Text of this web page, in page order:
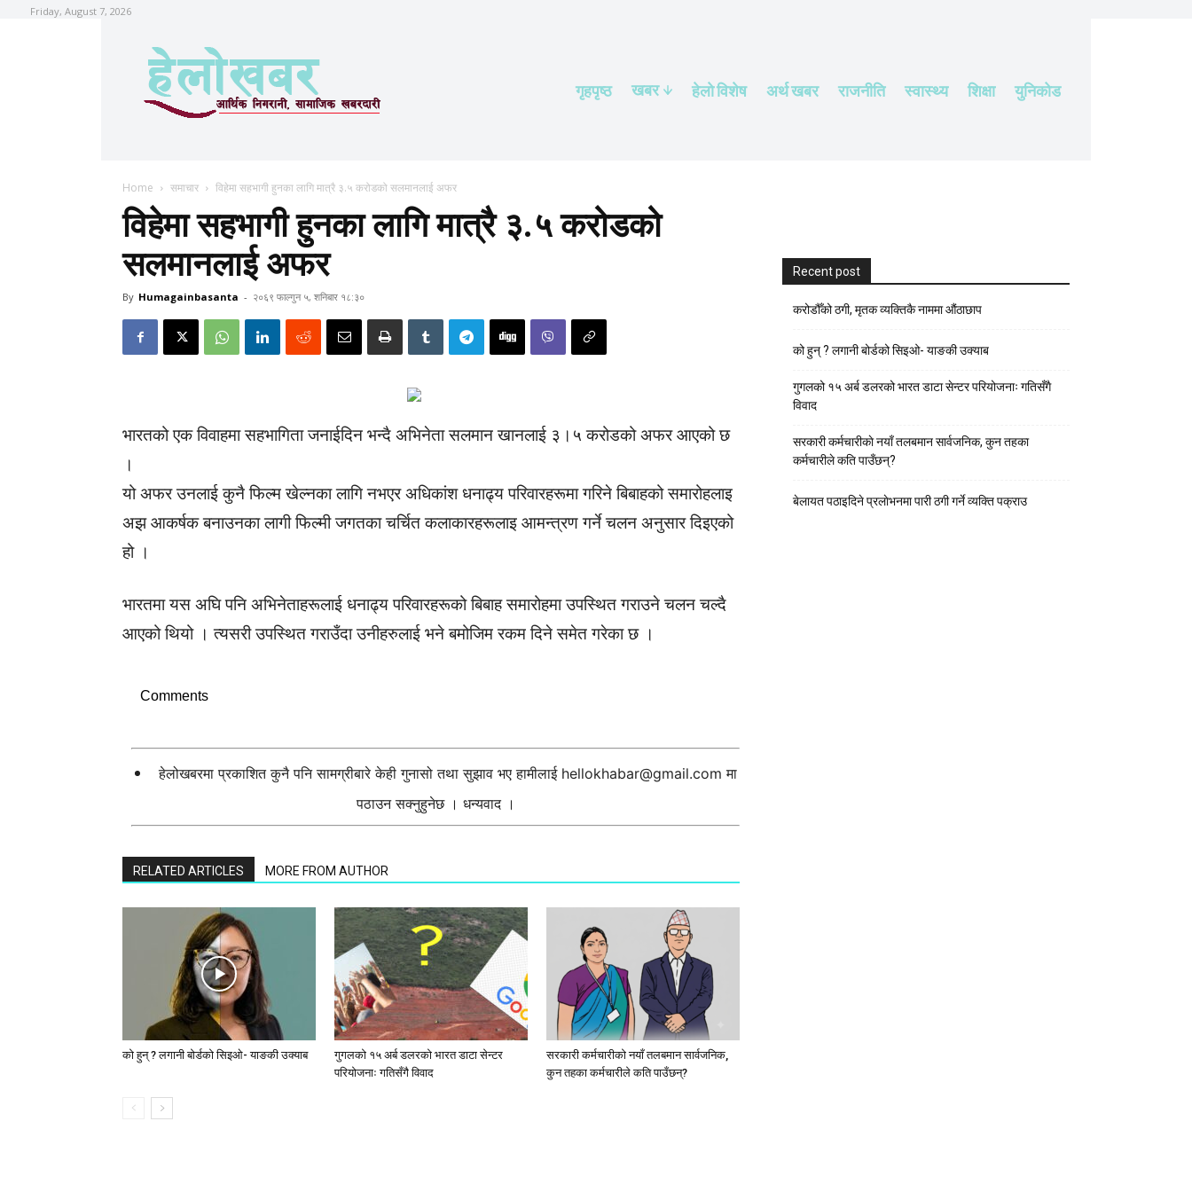
Friday, August 7, 2026
गृहपृष्ठ खबर हेलाे विशेष अर्थ खबर राजनीति स्वास्थ्य शिक्षा युनिकोड
Home समाचार विहेमा सहभागी हुनका लागि मात्रै ३.५ करोडको सलमानलाई अफर
विहेमा सहभागी हुनका लागि मात्रै ३.५ करोडको
सलमानलाई अफर
By Humagainbasanta - २०६९ फाल्गुन ५, शनिबार १८:३०
भारतको एक विवाहमा सहभागिता जनाईदिन भन्दै अभिनेता सलमान खानलाई ३।५ करोडको अफर आएको छ
।
यो अफर उनलाई कुनै फिल्म खेल्नका लागि नभएर अधिकांश धनाढ्य परिवारहरूमा गरिने बिबाहको समारोहलाइ
अझ आकर्षक बनाउनका लागी फिल्मी जगतका चर्चित कलाकारहरूलाइ आमन्त्रण गर्ने चलन अनुसार दिइएको
हो ।
भारतमा यस अघि पनि अभिनेताहरूलाई धनाढ्य परिवारहरूको बिबाह समारोहमा उपस्थित गराउने चलन चल्दै
आएको थियो । त्यसरी उपस्थित गराउँदा उनीहरुलाई भने बमोजिम रकम दिने समेत गरेका छ ।
Comments
हेलोखबरमा प्रकाशित कुनै पनि सामग्रीबारे केही गुनासो तथा सुझाव भए हामीलाई hellokhabar@gmail.com मा
पठाउन सक्नुहुनेछ । धन्यवाद ।
RELATED ARTICLES MORE FROM AUTHOR
को हुन् ? लगानी बोर्डको सिइओ- याङकी उक्याब
गुगलको १५ अर्ब डलरको भारत डाटा सेन्टर
परियोजनाः गतिसँगै विवाद
सरकारी कर्मचारीकाे नयाँ तलबमान सार्वजनिक,
कुन तहका कर्मचारीले कति पाउँछन्?
Recent post
करोडौँको ठगी, मृतक व्यक्तिकै नाममा औंठाछाप
को हुन् ? लगानी बोर्डको सिइओ- याङकी उक्याब
गुगलको १५ अर्ब डलरको भारत डाटा सेन्टर परियोजनाः गतिसँगै
विवाद
सरकारी कर्मचारीकाे नयाँ तलबमान सार्वजनिक, कुन तहका
कर्मचारीले कति पाउँछन्?
बेलायत पठाइदिने प्रलाेभनमा पारी ठगी गर्ने व्यक्ति पक्राउ